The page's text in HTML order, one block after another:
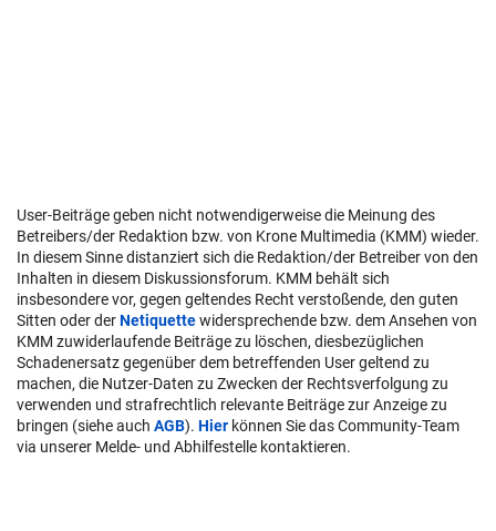
User-Beiträge geben nicht notwendigerweise die Meinung des
Betreibers/der Redaktion bzw. von Krone Multimedia (KMM) wieder.
In diesem Sinne distanziert sich die Redaktion/der Betreiber von den
Inhalten in diesem Diskussionsforum. KMM behält sich
insbesondere vor, gegen geltendes Recht verstoßende, den guten
Sitten oder derNetiquettewidersprechende bzw. dem Ansehen von
KMM zuwiderlaufende Beiträge zu löschen, diesbezüglichen
Schadenersatz gegenüber dem betreffenden User geltend zu
machen, die Nutzer-Daten zu Zwecken der Rechtsverfolgung zu
verwenden und strafrechtlich relevante Beiträge zur Anzeige zu
bringen (siehe auch AGB). Hier können Sie das Community-Team
via unserer Melde- und Abhilfestelle kontaktieren.